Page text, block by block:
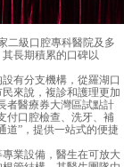
級口腔專科醫院及多
長期積累的口碑以
有分支機構，從羅湖口
來說，複診和護理更加
者醫療券大灣區試點計
付口腔檢查、洗牙、補
道”，提供一站式的便捷
業設備，醫生在可放大